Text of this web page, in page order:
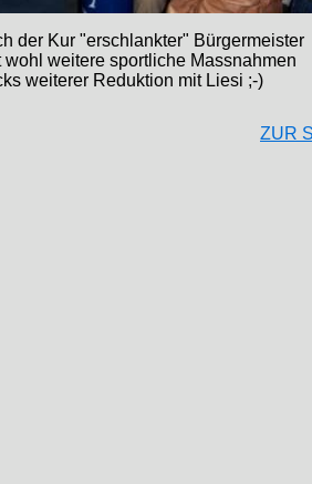
der Kur "erschlankter" Bürgermeister
wohl weitere sportliche Massnahmen
weiterer Reduktion mit Liesi ;-)
ZUR